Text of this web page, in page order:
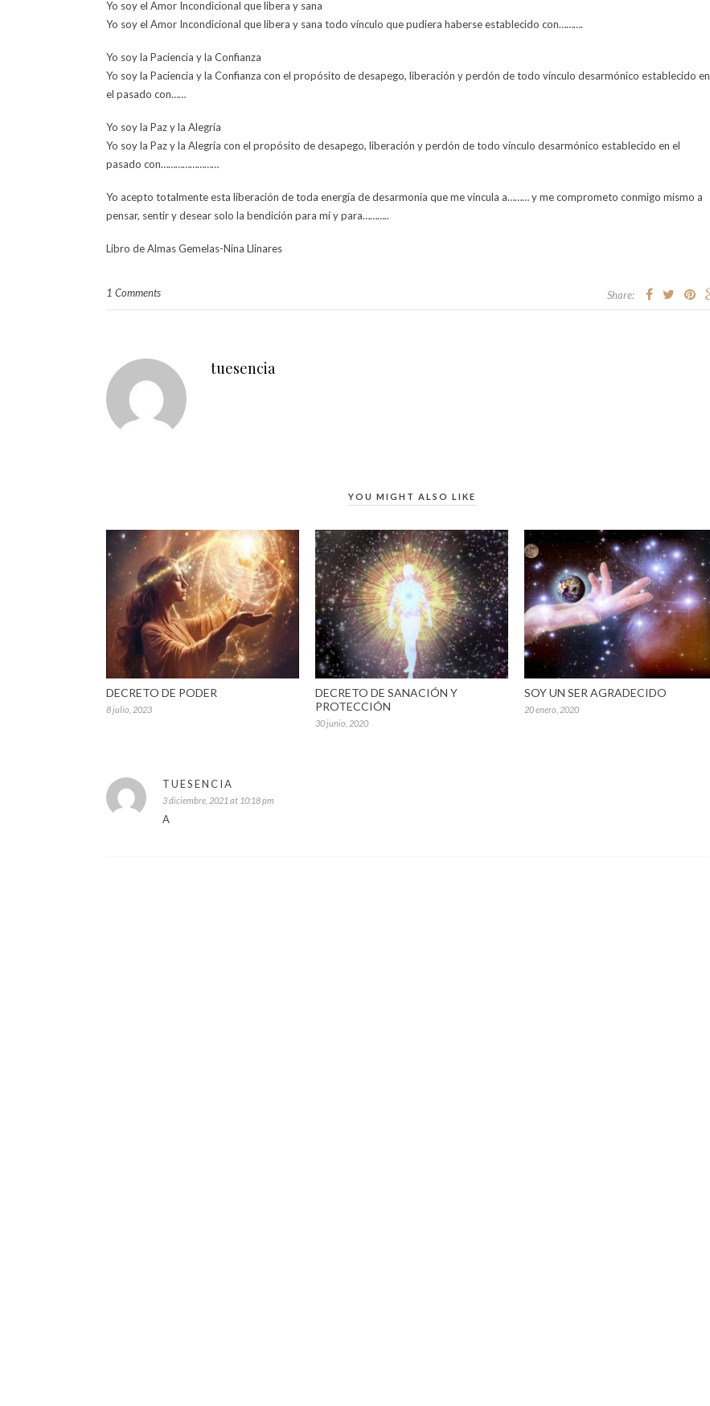
Yo soy el Amor Incondicional que libera y sana
Yo soy el Amor Incondicional que libera y sana todo vínculo que pudiera haberse establecido con……….
Yo soy la Paciencia y la Confianza
Yo soy la Paciencia y la Confianza con el propósito de desapego, liberación y perdón de todo vínculo desarmónico establecido en
el pasado con……
Yo soy la Paz y la Alegría
Yo soy la Paz y la Alegría con el propósito de desapego, liberación y perdón de todo vínculo desarmónico establecido en el
pasado con……………………
Yo acepto totalmente esta liberación de toda energía de desarmonía que me vincula a……… y me comprometo conmigo mismo a
pensar, sentir y desear solo la bendición para mí y para………..
Libro de Almas Gemelas-Nina Llinares
1 Comments Share:
tuesencia
YOU MIGHT ALSO LIKE
DECRETO DE PODER
8 julio, 2023
DECRETO DE SANACIÓN Y
PROTECCIÓN
30 junio, 2020
SOY UN SER AGRADECIDO
20 enero, 2020
TUESENCIA
3 diciembre, 2021 at 10:18 pm
A